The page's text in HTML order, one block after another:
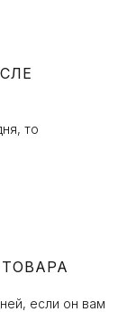
то
если он вам